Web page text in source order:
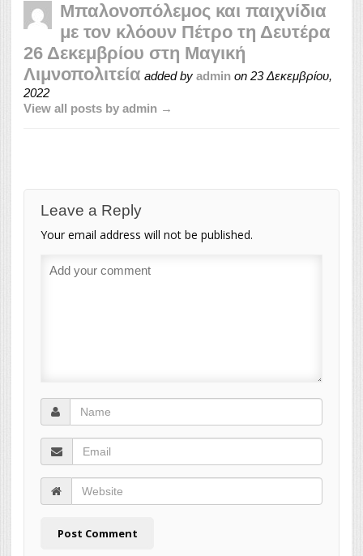
Μπαλονοπόλεμος και παιχνίδια
με τον κλόουν Πέτρο τη Δευτέρα
26 Δεκεμβρίου στη Μαγική
Λιμνοπολιτεία added by admin on 23 Δεκεμβρίου,
2022
View all posts by admin →
Leave a Reply
Your email address will not be published.